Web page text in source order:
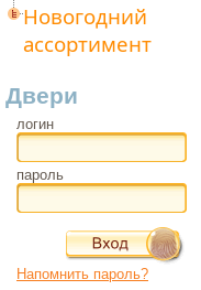
Новогодний
ассортимент
Двери
логин
пароль
Напомнить пароль?